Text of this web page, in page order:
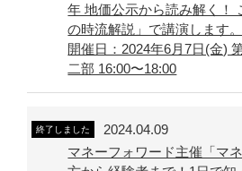
年 地価公示から読み解く！
の時流解説」で講演します。
開催日：2024年6月7日(金)
二部 16:00〜18:00
終了しました
2024.04.09
マネーフォワード主催「マ